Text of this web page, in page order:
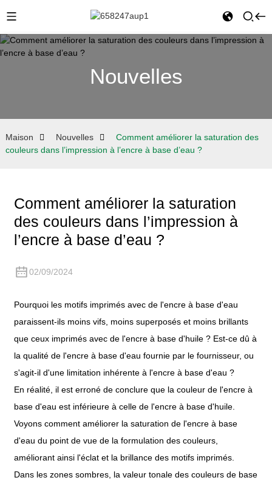
Nouvelles
Maison Nouvelles
Comment améliorer la saturation des
couleurs dans l’impression à l’encre à base d’eau ?
Comment améliorer la saturation
des couleurs dans l’impression à
l’encre à base d’eau ?
02/09/2024
Pourquoi les motifs imprimés avec de l'encre à base d'eau
paraissent-ils moins vifs, moins superposés et moins brillants
que ceux imprimés avec de l'encre à base d'huile ? Est-ce dû à
la qualité de l'encre à base d'eau fournie par le fournisseur, ou
s'agit-il d'une limitation inhérente à l'encre à base d'eau ?
En réalité, il est erroné de conclure que la couleur de l'encre à
base d'eau est inférieure à celle de l'encre à base d'huile.
Voyons comment améliorer la saturation de l'encre à base
d'eau du point de vue de la formulation des couleurs,
améliorant ainsi l'éclat et la brillance des motifs imprimés.
Dans les zones sombres, la valeur tonale des couleurs de base